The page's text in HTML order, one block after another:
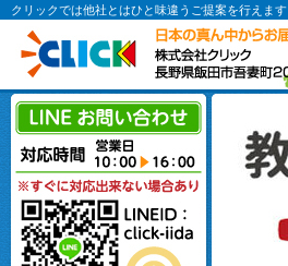
クリックでは他社とはひと味違うご提案を行えます